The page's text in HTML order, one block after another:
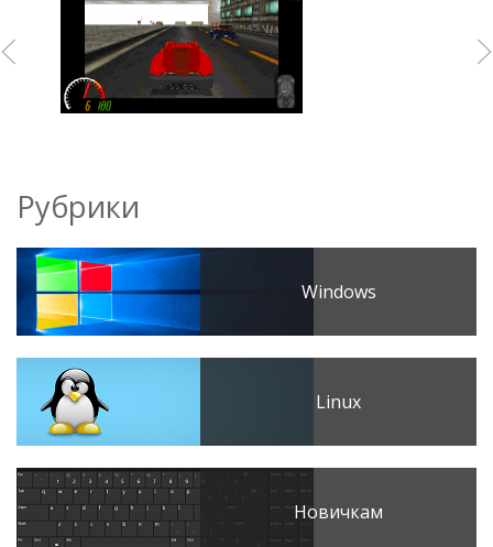
Рубрики
Windows
Linux
Новичкам